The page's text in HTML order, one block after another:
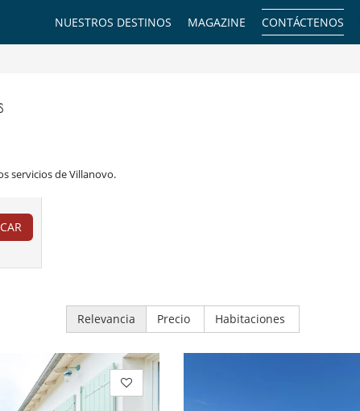
CONTÁCTENOS
MAGAZINE
NUESTROS DESTINOS
servicios de Villanovo.
Relevancia Precio Habitaciones